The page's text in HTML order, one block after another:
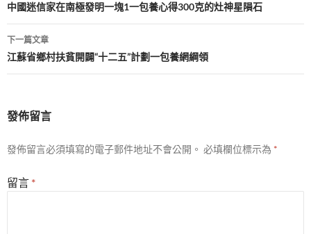
章
導
覽
中國迷信家在南極發明一塊1一包養心得300克的灶神星隕石
下一篇文章
江蘇省鄉村扶貧開闢“十二五”計劃一包養網綱領
發佈留言
發佈留言必須填寫的電子郵件地址不會公開。 必填欄位標示為 *
留言 *